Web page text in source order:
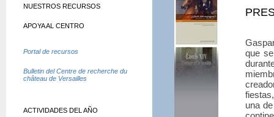
que
una
NUESTROS RECURSOS
APOYA AL CENTRO
Portal de recursos
Bulletin del Centre de recherche du
château de Versailles
ACTIVIDADES DEL AÑO